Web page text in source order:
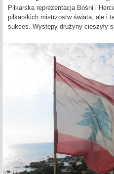
Piłkarska reprezentacja Bośni i
piłkarskich mistrzostw świata, ale i
sukces. Występy drużyny cieszyły